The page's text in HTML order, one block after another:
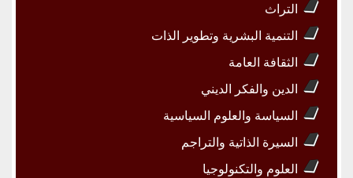
التراث
التنمية البشرية وتطوير الذات
الثقافة العامة
الدين والفكر الديني
السياسة والعلوم السياسية
السيرة الذاتية والتراجم
العلوم والتكنولوجيا